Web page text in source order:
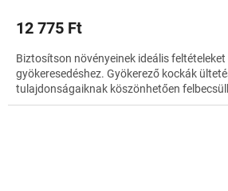
12 775 Ft
Biztosítson növényeinek ideális
gyökeresedéshez. Gyökerező kockák
tulajdonságaiknak köszönhetően